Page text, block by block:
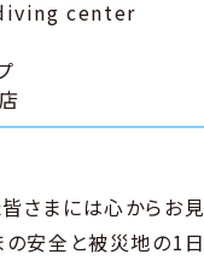
center
さまには心からお
の安全と被災地の1